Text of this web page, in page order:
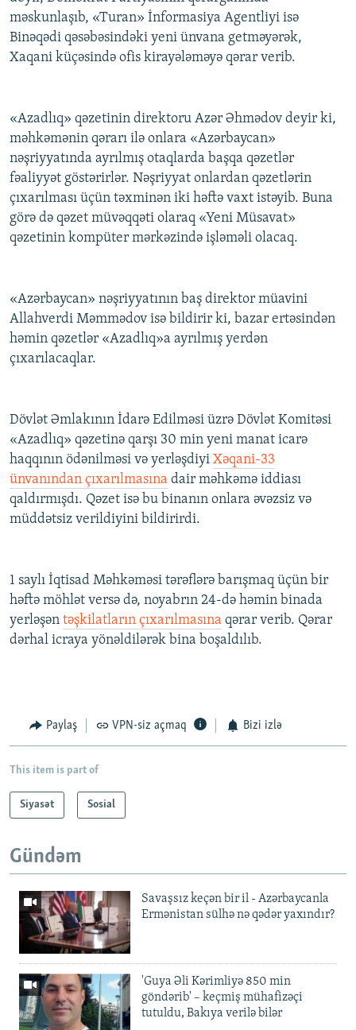
məskunlaşıb, «Turan» İnformasiya Agentliyi isə
Binəqədi qəsəbəsindəki yeni ünvana getməyərək,
Xaqani küçəsində ofis kirayələməyə qərar verib.
«Azadlıq» qəzetinin direktoru Azər Əhmədov deyir ki,
məhkəmənin qərarı ilə onlara «Azərbaycan»
nəşriyyatında ayrılmış otaqlarda başqa qəzetlər
fəaliyyət göstərirlər. Nəşriyyat onlardan qəzetlərin
çıxarılması üçün təxminən iki həftə vaxt istəyib. Buna
görə də qəzet müvəqqəti olaraq «Yeni Müsavat»
qəzetinin kompüter mərkəzində işləməli olacaq.
«Azərbaycan» nəşriyyatının baş direktor müavini
Allahverdi Məmmədov isə bildirir ki, bazar ertəsindən
həmin qəzetlər «Azadlıq»a ayrılmış yerdən
çıxarılacaqlar.
Dövlət Əmlakının İdarə Edilməsi üzrə Dövlət Komitəsi
«Azadlıq» qəzetinə qarşı 30 min yeni manat icarə
haqqının ödənilməsi və yerləşdiyi Xəqani-33
ünvanından çıxarılmasına dair məhkəmə iddiası
qaldırmışdı. Qəzet isə bu binanın onlara əvəzsiz və
müddətsiz verildiyini bildirirdi.
1 saylı İqtisad Məhkəməsi tərəflərə barışmaq üçün bir
həftə möhlət versə də, noyabrın 24-də həmin binada
yerləşən təşkilatların çıxarılmasına qərar verib. Qərar
dərhal icraya yönəldilərək bina boşaldılıb.
Paylaş VPN-siz açmaq Bizi izlə
This item is part of
Siyasət Sosial
Gündəm
Savaşsız keçən bir il - Azərbaycanla
Ermənistan sülhə nə qədər yaxındır?
'Guya Əli Kərimliyə 850 min
göndərib' – keçmiş mühafizəçi
tutuldu, Bakıya verilə bilər